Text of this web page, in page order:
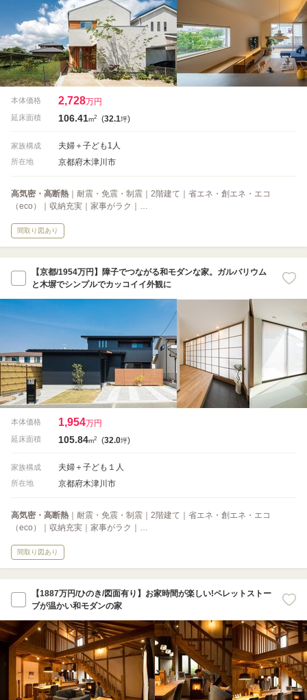
本体価格 2,728万円
延床面積 106.41m2 (32.1坪)
家族構成 夫婦＋子ども1人
所在地 京都府木津川市
高気密・高断熱 ｜耐震・免震・制震｜2階建て｜省エネ・創エネ・エコ
（eco）｜収納充実｜家事がラク｜…
間取り図あり
【京都/1954万円】障子でつながる和モダンな家。ガルバリウム
と木塀でシンプルでカッコイイ外観に
本体価格 1,954万円
延床面積 105.84m2 (32.0坪)
家族構成 夫婦＋子ども１人
所在地 京都府木津川市
高気密・高断熱 ｜耐震・免震・制震｜2階建て｜省エネ・創エネ・エコ
（eco）｜収納充実｜家事がラク｜…
間取り図あり
【1887万円/ひのき/図面有り】お家時間が楽しい!ペレットストー
ブが温かい和モダンの家